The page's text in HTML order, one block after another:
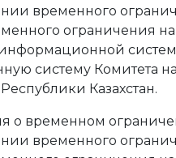
временного
ограничения
систему Комитета
Казахстан.
о временном
временного